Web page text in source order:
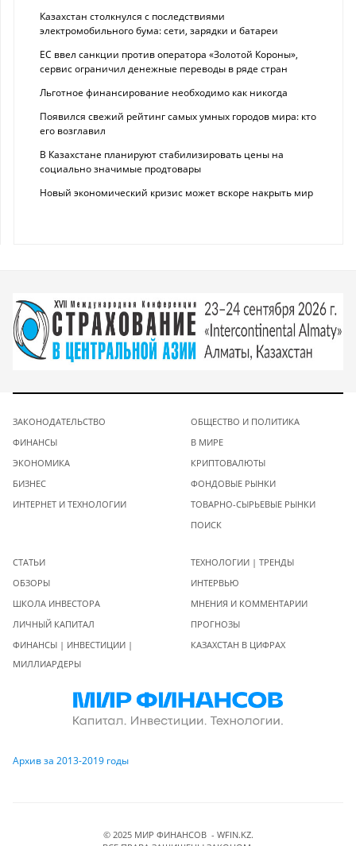
Казахстан столкнулся с последствиями
электромобильного бума: сети, зарядки и батареи
ЕС ввел санкции против оператора «Золотой Короны»,
сервис ограничил денежные переводы в ряде стран
Льготное финансирование необходимо как никогда
Появился свежий рейтинг самых умных городов мира: кто
его возглавил
В Казахстане планируют стабилизировать цены на
социально значимые продтовары
Новый экономический кризис может вскоре накрыть мир
ЗАКОНОДАТЕЛЬСТВО
ФИНАНСЫ
ЭКОНОМИКА
БИЗНЕС
ИНТЕРНЕТ И ТЕХНОЛОГИИ
ОБЩЕСТВО И ПОЛИТИКА
В МИРЕ
КРИПТОВАЛЮТЫ
ФОНДОВЫЕ РЫНКИ
ТОВАРНО-СЫРЬЕВЫЕ РЫНКИ
ПОИСК
СТАТЬИ
ОБЗОРЫ
ШКОЛА ИНВЕСТОРА
ЛИЧНЫЙ КАПИТАЛ
ФИНАНСЫ | ИНВЕСТИЦИИ |
МИЛЛИАРДЕРЫ
ТЕХНОЛОГИИ | ТРЕНДЫ
ИНТЕРВЬЮ
МНЕНИЯ И КОММЕНТАРИИ
ПРОГНОЗЫ
КАЗАХСТАН В ЦИФРАХ
Архив за 2013-2019 годы
© 2025 МИР ФИНАНСОВ - WFIN.KZ.